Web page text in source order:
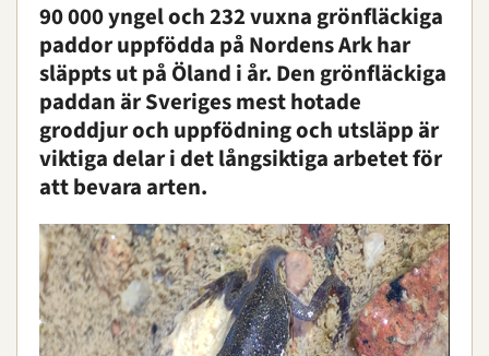
Om oss | Öppettider | Press
Sök
90 000 yngel och 232 vuxna grönfläckiga
paddor uppfödda på Nordens Ark har
släppts ut på Öland i år. Den grönfläckiga
paddan är Sveriges mest hotade
groddjur och uppfödning och utsläpp är
viktiga delar i det långsiktiga arbetet för
att bevara arten.